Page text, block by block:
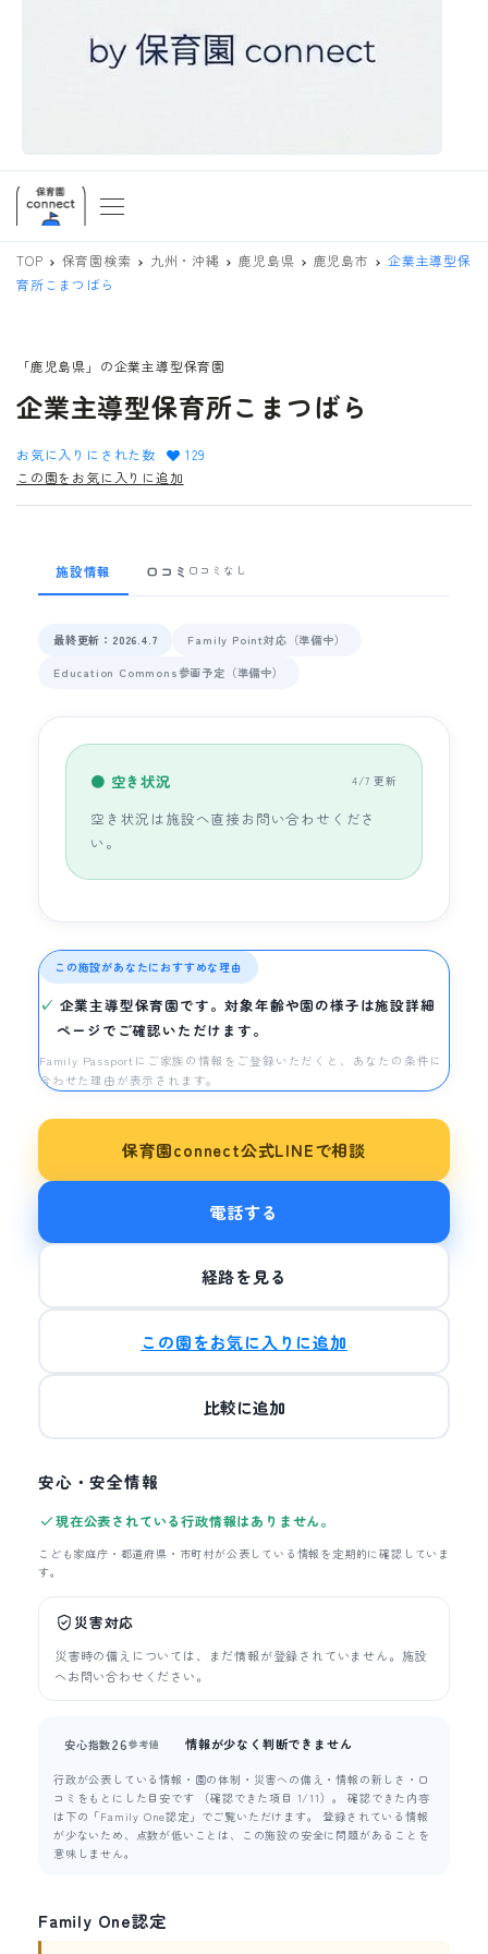
TOP 保育園検索 九州・沖縄 鹿児島県 鹿児島市
企業主導型保
育所こまつばら
「鹿児島県」の企業主導型保育園
企業主導型保育所こまつばら
お気に入りにされた数
129
この園をお気に入りに追加
施設情報 口コミ 口コミなし
最終更新：2026.4.7
Family Point対応（準備中）
Education Commons参画予定（準備中）
● 空き状況 4/7 更新
空き状況は施設へ直接お問い合わせくださ
い。
この施設があなたにおすすめな理由
企業主導型保育園です。対象年齢や園の様子は施設詳細
ページでご確認いただけます。
Family Passportにご家族の情報をご登録いただくと、あなたの条件に
合わせた理由が表示されます。
保育園connect公式LINEで相談
電話する
経路を見る
この園をお気に入りに追加
比較に追加
安心・安全情報
現在公表されている行政情報はありません。
こども家庭庁・都道府県・市町村が公表している情報を定期的に確認していま
す。
災害対応
災害時の備えについては、まだ情報が登録されていません。施設
へお問い合わせください。
安心指数26参考値 情報が少なく判断できません
行政が公表している情報・園の体制・災害への備え・情報の新しさ・口
コミをもとにした目安です （確認できた項目 1/11）。 確認できた内容
は下の「Family One認定」でご覧いただけます。 登録されている情報
が少ないため、点数が低いことは、この施設の安全に問題があることを
意味しません。
Family One認定